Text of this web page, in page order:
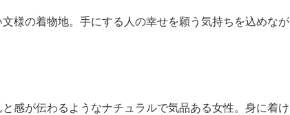
様の着物地。手にする人の幸せを願う気持ちを込めなが
感が伝わるようなナチュラルで気品ある女性。身に着け